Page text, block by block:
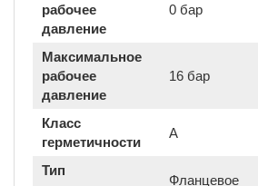
рабочее
давление
0 бар
Максимальное
рабочее
давление
16 бар
Класс
герметичности
A
Тип
Фланцевое